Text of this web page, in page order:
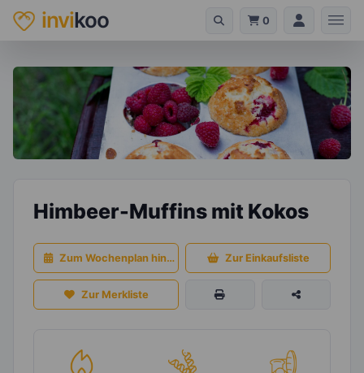
invikoo 0
Himbeer-Muffins mit Kokos
Zum Wochenplan hinzufügen Zur Einkaufsliste
Zur Merkliste